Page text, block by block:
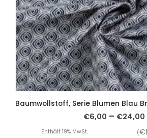
€6,00 – €24,00
Enthält 19% MwSt. (€